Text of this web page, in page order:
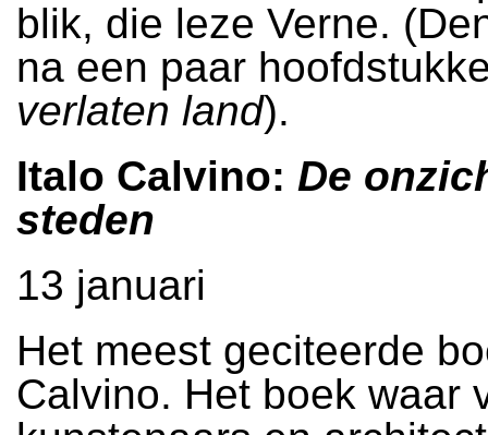
blik, die leze Verne.
na een paar
verlaten land).
Italo Calvino: De
steden
13 januari
Het meest geciteerde
Calvino. Het boek waar